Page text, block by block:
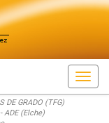
DE GRADO (TFG)
ADE (Elche)